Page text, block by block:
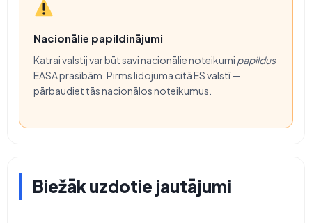
Nacionālie papildinājumi
Katrai valstij var būt savi nacionālie noteikumi papildus
EASA prasībām. Pirms lidojuma citā ES valstī —
pārbaudiet tās nacionālos noteikumus.
Biežāk uzdotie jautājumi